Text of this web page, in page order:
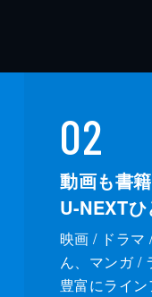
02
動画も書
U-NEXTひ
映画 / ドラマ
ん、マンガ /
豊富にライ